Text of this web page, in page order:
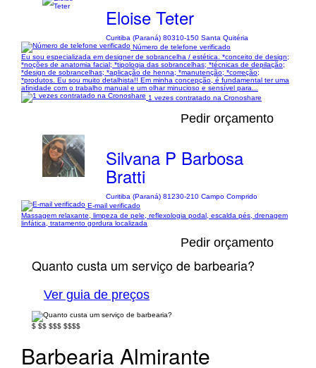
Eloise Teter
Curitiba (Paraná) 80310-150 Santa Quitéria
Número de telefone verificado
Eu sou especializada em designer de sobrancelha / estética. *conceito de design;
*noções de anatomia facial; *tipologia das sobrancelhas; *técnicas de depilação;
*design de sobrancelhas; *aplicação de henna; *manutenção; *correção;
*produtos. Eu sou muito detalhista!! Em minha concepção, é fundamental ter uma
afinidade com o trabalho manual e um olhar minucioso e sensível para...
1 vezes contratado na Cronoshare
Pedir orçamento
Silvana P Barbosa
Bratti
Curitiba (Paraná) 81230-210 Campo Comprido
E-mail verificado
Massagem relaxante, limpeza de pele, reflexologia podal, escalda pés, drenagem
linfática, tratamento gordura localizada
Pedir orçamento
Quanto custa um serviço de barbearia?
Ver guia de preços
$ $$ $$$ $$$$
Barbearia Almirante